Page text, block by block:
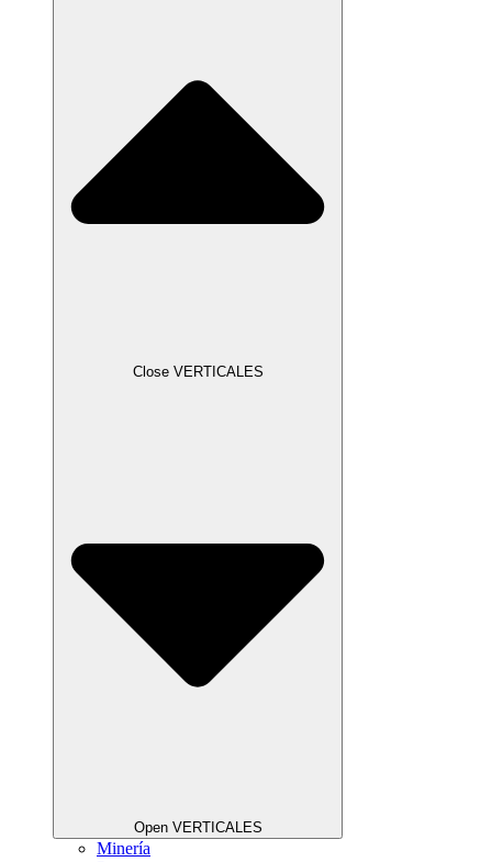
Close VERTICALES
Open VERTICALES
Minería